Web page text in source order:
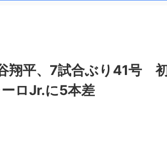
翔平、7試合ぶり41号
ロJr.に5本差